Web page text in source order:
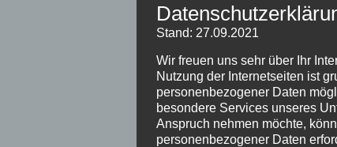
Stand: 27.09.2021
Wir freuen uns sehr über Ihr
Nutzung der Internetseiten ist
personenbezogener Daten
besondere Services unseres
Anspruch nehmen möchte,
personenbezogener Daten